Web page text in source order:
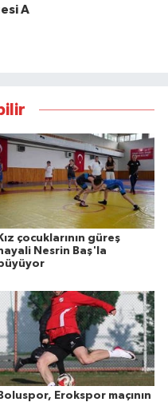
A
Kız çocuklarının güreş
hayali Nesrin Baş'la
büyüyor
Boluspor, Erokspor maçının